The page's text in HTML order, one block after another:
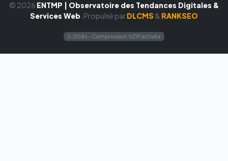
© 2026 ENTMP | Observatoire des Tendances Digitales &
Services Web . Propulsé parDLCMS & RANKSEO
0.008s - Compression GZIP activée